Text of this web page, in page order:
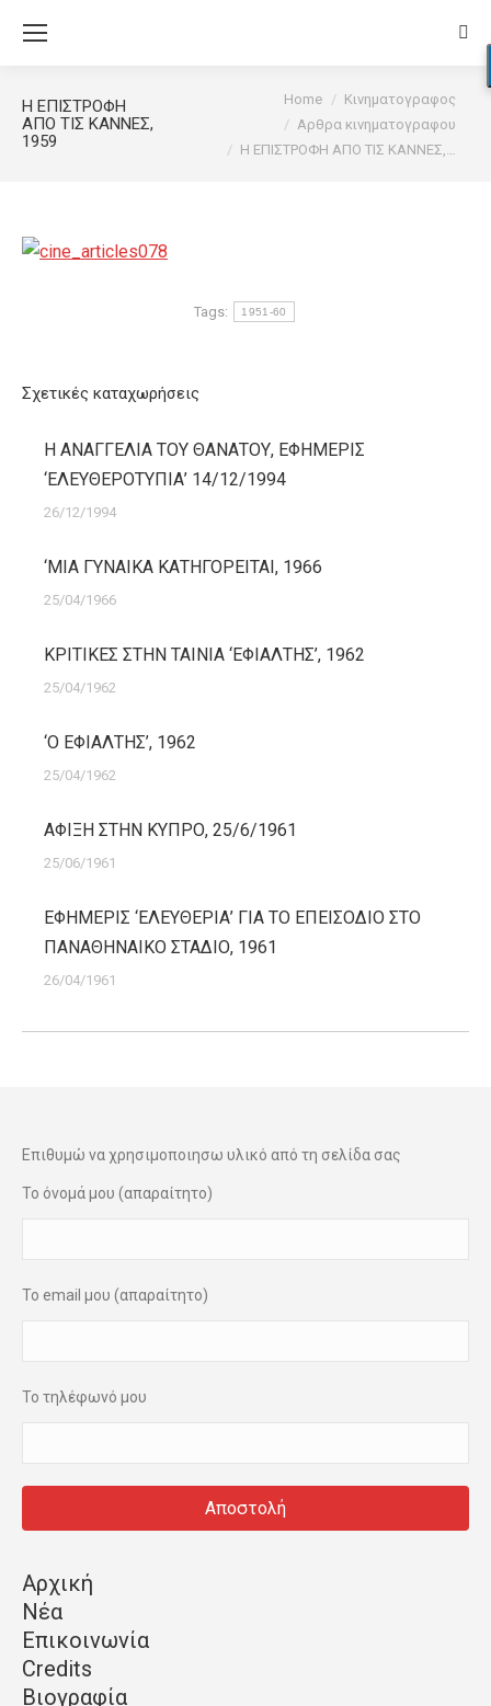
Η ΕΠΙΣΤΡΟΦΗ
ΑΠΟ ΤΙΣ ΚΑΝΝΕΣ,
1959
Home
Κινηματογραφος
Αρθρα κινηματογραφου
Η ΕΠΙΣΤΡΟΦΗ ΑΠΟ ΤΙΣ ΚΑΝΝΕΣ,…
Tags: 1951-60
Σχετικές καταχωρήσεις
Η ΑΝΑΓΓΕΛΙΑ ΤΟΥ ΘΑΝΑΤΟΥ, ΕΦΗΜΕΡΙΣ
‘ΕΛΕΥΘΕΡΟΤΥΠΙΑ’ 14/12/1994
26/12/1994
‘ΜΙΑ ΓΥΝΑΙΚΑ ΚΑΤΗΓΟΡΕΙΤΑΙ, 1966
25/04/1966
ΚΡΙΤΙΚΕΣ ΣΤΗΝ ΤΑΙΝΙΑ ‘ΕΦΙΑΛΤΗΣ’, 1962
25/04/1962
‘Ο ΕΦΙΑΛΤΗΣ’, 1962
25/04/1962
ΑΦΙΞΗ ΣΤΗΝ ΚΥΠΡΟ, 25/6/1961
25/06/1961
ΕΦΗΜΕΡΙΣ ‘ΕΛΕΥΘΕΡΙΑ’ ΓΙΑ ΤΟ ΕΠΕΙΣΟΔΙΟ ΣΤΟ
ΠΑΝΑΘΗΝΑΙΚΟ ΣΤΑΔΙΟ, 1961
26/04/1961
Επιθυμώ να χρησιμοποιησω υλικό από τη σελίδα σας
Το όνομά μου (απαραίτητο)
Το email μου (απαραίτητο)
Το τηλέφωνό μου
Αρχική
Νέα
Επικοινωνία
Credits
Βιογραφία